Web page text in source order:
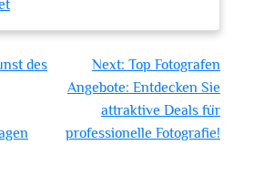
des
Next: Top Fotografen
Angebote: Entdecken Sie
attraktive Deals für
professionelle Fotografie!